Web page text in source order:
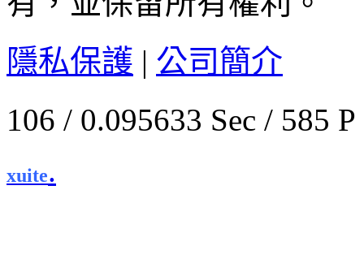
隱私保護 | 公司簡介
106 / 0.095633 Sec / 585
xuite.